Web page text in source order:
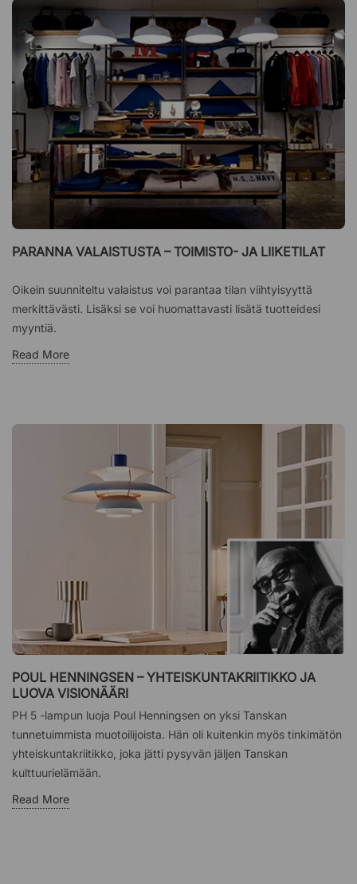
PARANNA VALAISTUSTA – TOIMISTO- JA LIIKETILAT
Oikein suunniteltu valaistus voi parantaa tilan viihtyisyyttä
merkittävästi. Lisäksi se voi huomattavasti lisätä tuotteidesi
myyntiä.
Read More
POUL HENNINGSEN – YHTEISKUNTAKRIITIKKO JA
LUOVA VISIONÄÄRI
PH 5 -lampun luoja Poul Henningsen on yksi Tanskan
tunnetuimmista muotoilijoista. Hän oli kuitenkin myös tinkimätön
yhteiskuntakriitikko, joka jätti pysyvän jäljen Tanskan
kulttuurielämään.
Read More